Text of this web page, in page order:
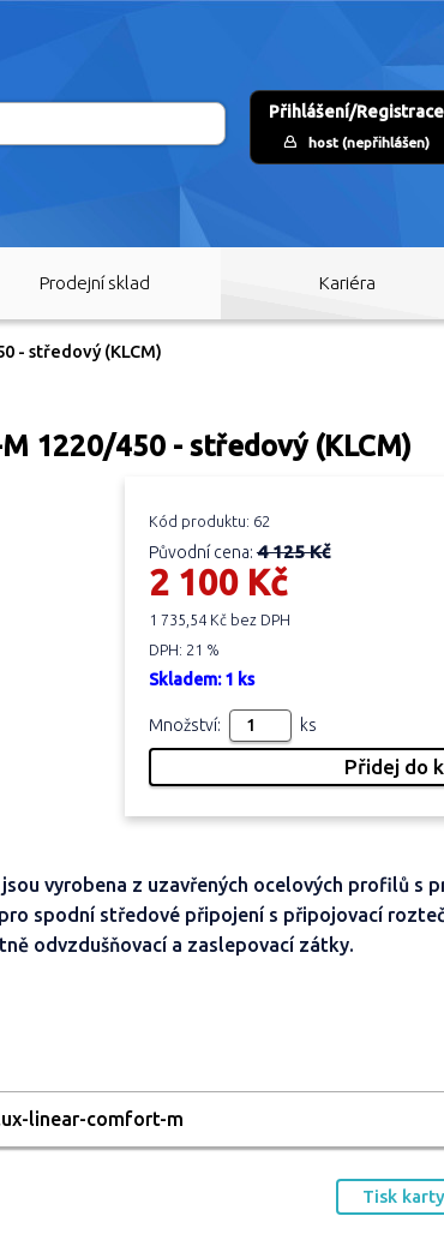
Přihlášení/Registrace
host (nepřihlášen)
Prodejní sklad Kariéra
- středový (KLCM)
1220/450 - středový (KLCM)
Kód produktu: 62
Původní cena:4 125 Kč
2 100 Kč
1 735,54 Kč bez DPH
DPH: 21 %
Skladem: 1 ks
Množství: ks
jsou vyrobena z uzavřených ocelových profilů s
spodní středové připojení s připojovací
odvzdušňovací a zaslepovací zátky.
linear-comfort-m
Tisk karty